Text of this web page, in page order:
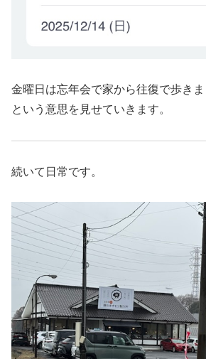
金曜日は忘年会で家から往復で歩き
という意思を見せていきます。
続いて日常です。